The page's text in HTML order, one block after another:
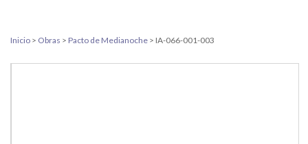
Inicio > Obras > Pacto de Medianoche > IA-066-001-003